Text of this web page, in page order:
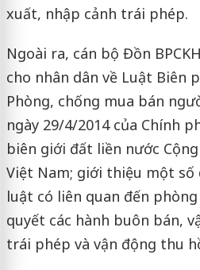
xuất, nhập cảnh trái phép.
Ngoài ra, cán bộ Đồn
cho nhân dân về Luật Biên
Phòng, chống mua bán
ngày 29/4/2014 của Chính
biên giới đất liền nước
Việt Nam; giới thiệu một số
luật có liên quan đến
quyết các hành buôn bán,
trái phép và vận động thu